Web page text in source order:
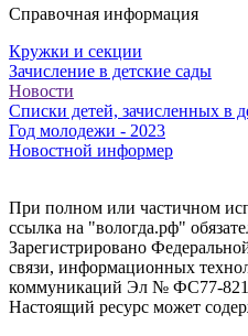
Справочная информация
Кружки и секции
Зачисление в детские сады
Новости
Списки детей, зачисленных в
Год молодежи - 2023
Новостной информер
При полном или частичном
ссылка на "вологда.рф"
Зарегистрировано
связи, информационных
коммуникаций Эл № ФС77-
Настоящий ресурс может